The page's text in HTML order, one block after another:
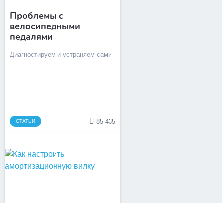
Проблемы с
велосипедными
педалями
Диагностируем и устраняем сами
СТАТЬИ 85 435